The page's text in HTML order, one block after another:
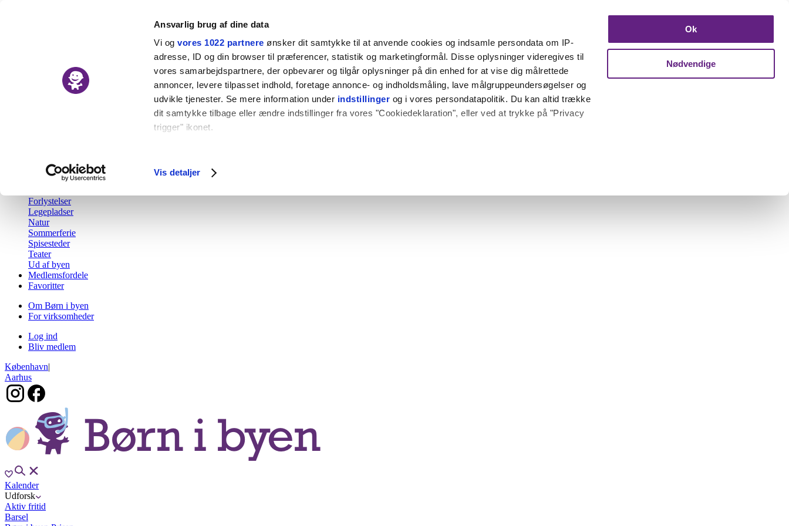
Ansvarlig brug af dine data
Vi ogvores 1022 partnere ønsker dit samtykke til at anvende cookies og indsamle persondata om IP-
adresse, ID og din browser til præferencer, statistik og marketingformål. Disse oplysninger videregives til
vores samarbejdspartnere, der opbevarer og tilgår oplysninger på din enhed for at vise dig målrettede
annoncer, levere tilpasset indhold, foretage annonce- og indholdsmåling, lave målgruppeundersøgelser og
udvikle tjenester. Se mere information under indstillinger og i vores persondatapolitik. Du kan altid trække
dit samtykke tilbage eller ændre indstillinger fra vores "Cookiedeklaration", eller ved at trykke på "Privacy
trigger" ikonet.
Indsamle præcise oplysninger om din placering, der kan være nøjagtig inden for få meter
Vis detaljer
Ok
Nødvendige
Børn i byen Prisen
Børnefødselsdag
Forlystelser
Legepladser
Natur
Sommerferie
Spisesteder
Teater
Ud af byen
Medlemsfordele
Favoritter
Om Børn i byen
For virksomheder
Log ind
Bliv medlem
København|
Aarhus
Kalender
Udforsk
Aktiv fritid
Barsel